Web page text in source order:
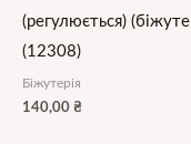
(регулюється)
(12308)
Біжутерія
140,00 ₴